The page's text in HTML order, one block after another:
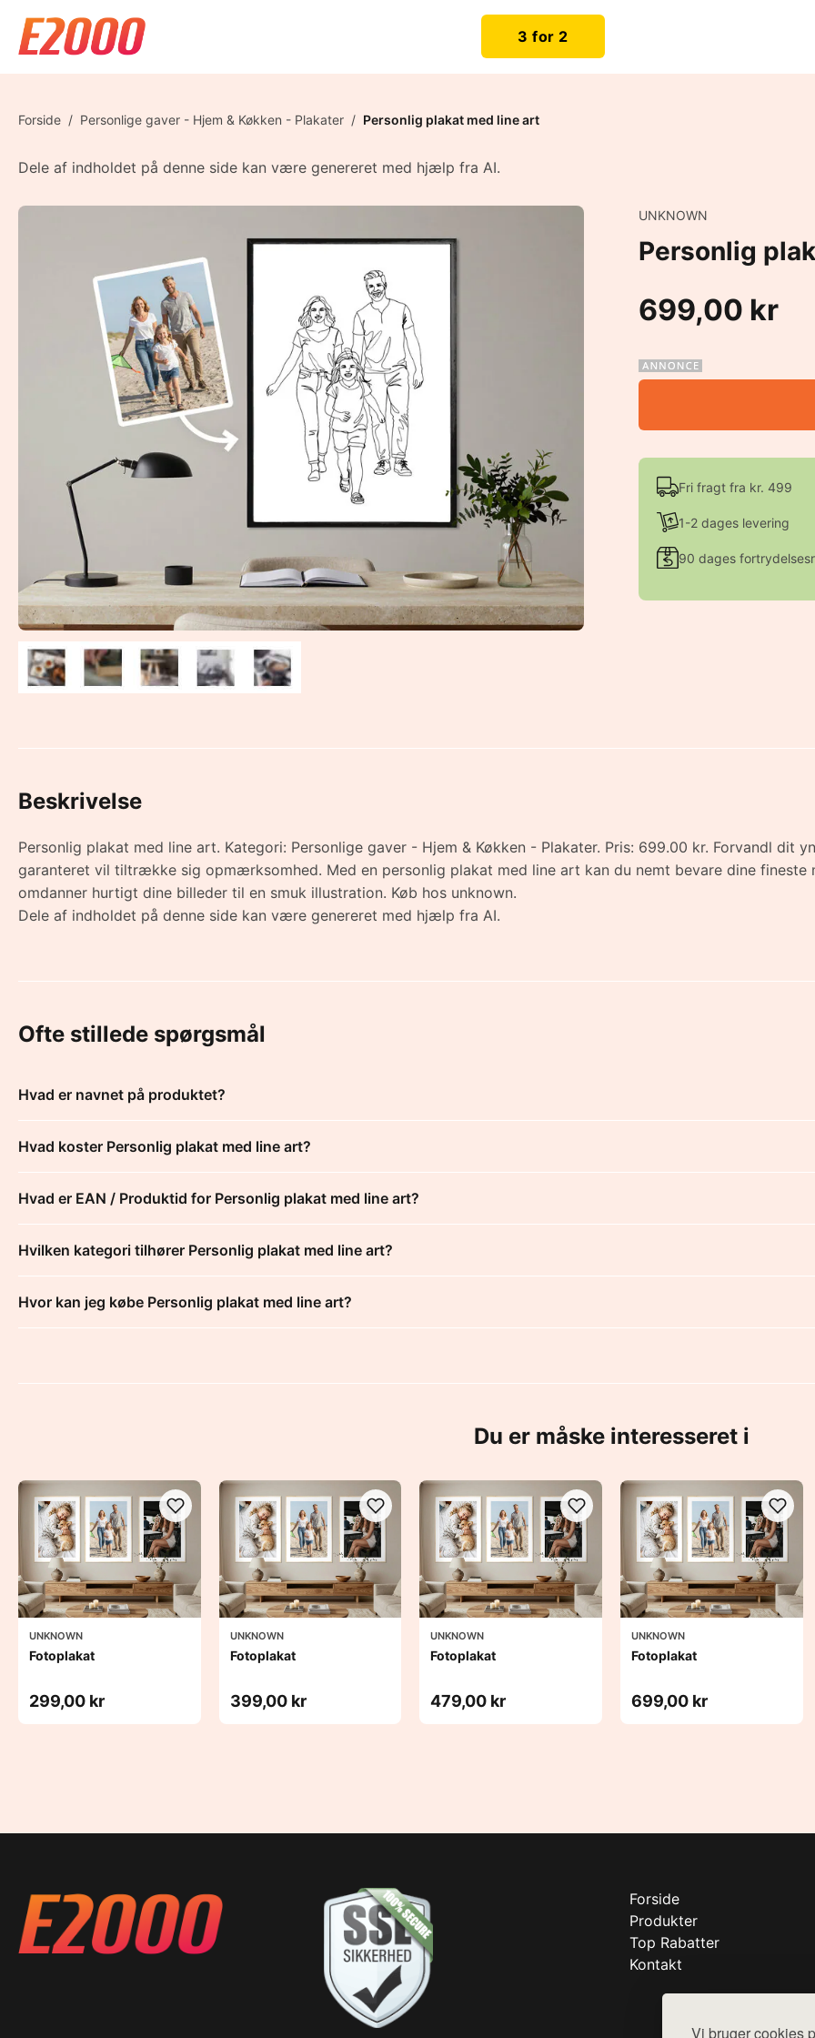
Vi bruger cookies
3 for 2
Forside / Personlige gaver - Hjem & Køkken - Plakater / Personlig plakat med line art
Dele af indholdet på denne side kan være genereret med hjælp fra AI.
UNKNOWN
Personlig
699,00 kr
Fri fragt fra kr. 499
1-2 dages levering
90 dages
Beskrivelse
Personlig plakat med line art. Kategori: Personlige gaver - Hjem & Køkken - Plakater. Pris: 699.00 kr. Forvandl
garanteret vil tiltrække sig opmærksomhed. Med en personlig plakat med line art kan du nemt bevare dine fineste
omdanner hurtigt dine billeder til en smuk illustration. Køb hos unknown.
Dele af indholdet på denne side kan være genereret med hjælp fra AI.
Ofte stillede spørgsmål
Hvad er navnet på produktet?
Hvad koster Personlig plakat med line art?
Hvad er EAN / Produktid for Personlig plakat med line art?
Hvilken kategori tilhører Personlig plakat med line art?
Hvor kan jeg købe Personlig plakat med line art?
Du er måske interesseret i
UNKNOWN
Fotoplakat
299,00 kr
UNKNOWN
Fotoplakat
399,00 kr
UNKNOWN
Fotoplakat
479,00 kr
UNKNOWN
Fotoplakat
699,00 kr
Forside
Produkter
Top Rabatter
Kontakt